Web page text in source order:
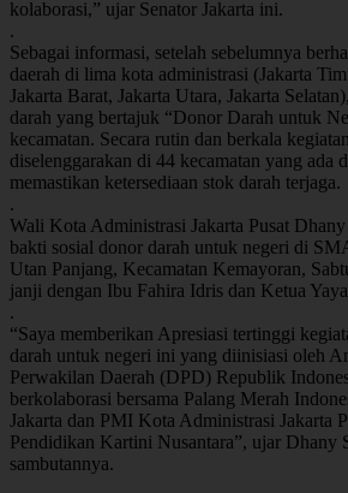
kolaborasi,” ujar Senator Jakarta ini.
.
Sebagai informasi, setelah sebelumnya
daerah di lima kota administrasi (Jakarta
Jakarta Barat, Jakarta Utara, Jakarta
darah yang bertajuk “Donor Darah untuk
kecamatan. Secara rutin dan berkala
diselenggarakan di 44 kecamatan yang ada
memastikan ketersediaan stok darah terjaga.
.
Wali Kota Administrasi Jakarta Pusat
bakti sosial donor darah untuk negeri di
Utan Panjang, Kecamatan Kemayoran,
janji dengan Ibu Fahira Idris dan Ketua
.
“Saya memberikan Apresiasi tertinggi
darah untuk negeri ini yang diinisiasi oleh
Perwakilan Daerah (DPD) Republik
berkolaborasi bersama Palang Merah
Jakarta dan PMI Kota Administrasi Jakarta
Pendidikan Kartini Nusantara”, ujar Dhany
sambutannya.